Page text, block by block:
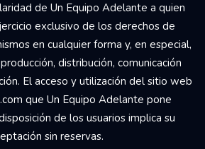
de Un Equipo Adelante a quien
exclusivo de los derechos de
en cualquier forma y, en especial,
distribución, comunicación
El acceso y utilización del sitio web
que Un Equipo Adelante pone
de los usuarios implica su
sin reservas.